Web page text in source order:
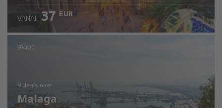
VANAF 37 EUR
SPANJE
9 deals naar
Malaga